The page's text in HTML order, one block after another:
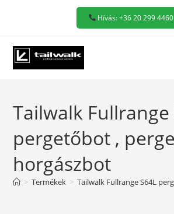
Hívás: +36 20 299 4460
Tailwalk Fullrange
pergetőbot ,
horgászbot
> Termékek > Tailwalk Fullrange S64L